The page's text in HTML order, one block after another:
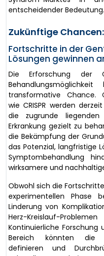
entscheidender Bedeutung.
Zukünftige Chancen:
Fortschritte in der
Lösungen gewinnen
Die Erforschung der
transformative Chance.
wie CRISPR werden
die zugrunde
Erkrankung gezielt zu
die Bekämpfung der
das Potenzial, langfristige
Symptombehandlung
wirksamere und
Obwohl sich die
experimentellen Phase
Linderung von
Herz-Kreislauf-
Kontinuierliche Forschung
Bereich könnten die
definieren und